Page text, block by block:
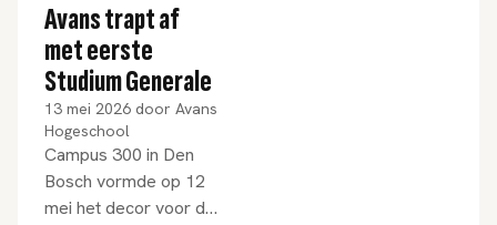
Avans trapt af
met eerste
Studium Generale
13 mei 2026 door Avans
Hogeschool
Campus 300 in Den
Bosch vormde op 12
mei het decor voor de